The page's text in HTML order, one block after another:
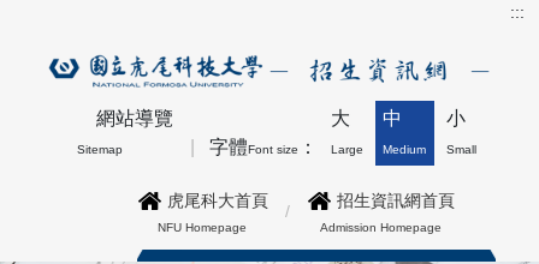
:::
網站導覽
Sitemap 字體Font size ：
大
Large
中
Medium
小
Small
虎尾科大首頁
NFU Homepage
招生資訊網首頁
Admission Homepage